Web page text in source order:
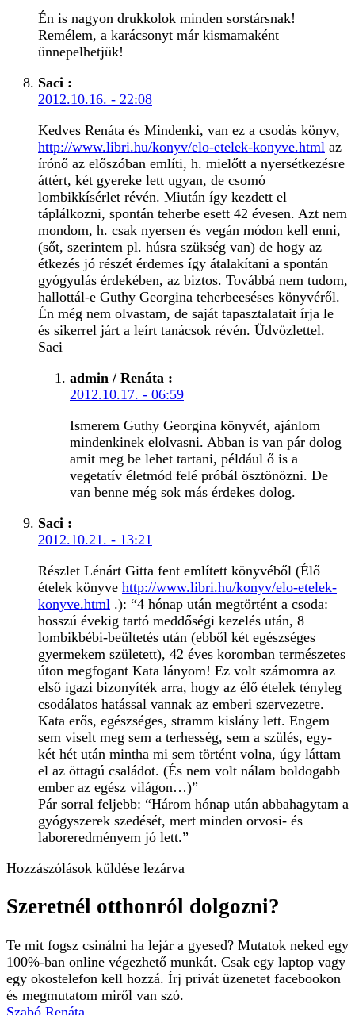
Én is nagyon drukkolok minden sorstársnak!
Remélem, a karácsonyt már kismamaként
ünnepelhetjük!
Saci :
2012.10.16. - 22:08
Kedves Renáta és Mindenki, van ez a csodás könyv,
http://www.libri.hu/konyv/elo-etelek-konyve.html az
írónő az előszóban említi, h. mielőtt a nyersétkezésre
áttért, két gyereke lett ugyan, de csomó
lombikkísérlet révén. Miután így kezdett el
táplálkozni, spontán teherbe esett 42 évesen. Azt nem
mondom, h. csak nyersen és vegán módon kell enni,
(sőt, szerintem pl. húsra szükség van) de hogy az
étkezés jó részét érdemes így átalakítani a spontán
gyógyulás érdekében, az biztos. Továbbá nem tudom,
hallottál-e Guthy Georgina teherbeeséses könyvéről.
Én még nem olvastam, de saját tapasztalatait írja le
és sikerrel járt a leírt tanácsok révén. Üdvözlettel.
Saci
admin / Renáta :
2012.10.17. - 06:59
Ismerem Guthy Georgina könyvét, ajánlom
mindenkinek elolvasni. Abban is van pár dolog
amit meg be lehet tartani, például ő is a
vegetatív életmód felé próbál ösztönözni. De
van benne még sok más érdekes dolog.
Saci :
2012.10.21. - 13:21
Részlet Lénárt Gitta fent említett könyvéből (Élő
ételek könyve http://www.libri.hu/konyv/elo-etelek-
konyve.html .): “4 hónap után megtörtént a csoda:
hosszú évekig tartó meddőségi kezelés után, 8
lombikbébi-beültetés után (ebből két egészséges
gyermekem született), 42 éves koromban természetes
úton megfogant Kata lányom! Ez volt számomra az
első igazi bizonyíték arra, hogy az élő ételek tényleg
csodálatos hatással vannak az emberi szervezetre.
Kata erős, egészséges, stramm kislány lett. Engem
sem viselt meg sem a terhesség, sem a szülés, egy-
két hét után mintha mi sem történt volna, úgy láttam
el az öttagú családot. (És nem volt nálam boldogabb
ember az egész világon…)”
Pár sorral feljebb: “Három hónap után abbahagytam a
gyógyszerek szedését, mert minden orvosi- és
laboreredményem jó lett.”
Hozzászólások küldése lezárva
Szeretnél otthonról dolgozni?
Te mit fogsz csinálni ha lejár a gyesed? Mutatok neked egy
100%-ban online végezhető munkát. Csak egy laptop vagy
egy okostelefon kell hozzá. Írj privát üzenetet facebookon
és megmutatom miről van szó.
Szabó Renáta